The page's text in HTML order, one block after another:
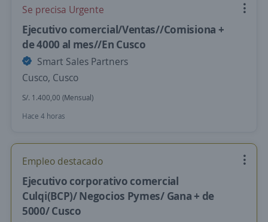
Se precisa Urgente
Ejecutivo comercial/Ventas//Comisiona +
de 4000 al mes//En Cusco
Smart Sales Partners
Cusco, Cusco
S/. 1.400,00 (Mensual)
Hace 4 horas
Empleo destacado
Ejecutivo corporativo comercial
Culqi(BCP)/ Negocios Pymes/ Gana + de
5000/ Cusco